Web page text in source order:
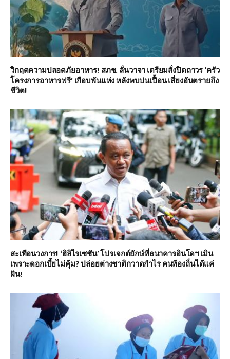
วิกฤตความปลอดภัยอาหาร! สภช. ลั่นวาจา เตรียมสั่งปิดถาวร ‘ครัว
โครงการอาหารฟรี’ เกือบพันแห่ง หลังพบปนเปื้อน เสี่ยงอันตรายถึง
ชีวิต!
สะเทือนวงการ! ‘ฮิลิไรเซชัน’ โปรเจกต์ยักษ์ที่ธนาคารอินโดฯ เมิน
เพราะดอกเบี้ยไม่คุ้ม? ปล่อยต่างชาติกวาดกำไร คนท้องถิ่นได้แค่
ฝัน!